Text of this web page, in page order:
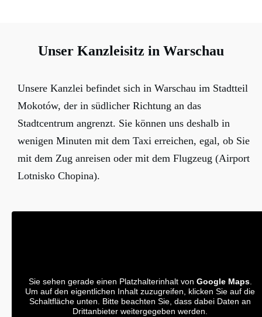
Unser Kanzleisitz in Warschau
Unsere Kanzlei befindet sich in Warschau im Stadtteil
Mokotów, der in südlicher Richtung an das
Stadtcentrum angrenzt. Sie können uns deshalb in
wenigen Minuten mit dem Taxi erreichen, egal, ob Sie
mit dem Zug anreisen oder mit dem Flugzeug (Airport
Lotnisko Chopina).
Sie sehen gerade einen Platzhalterinhalt von Google Maps.
Um auf den eigentlichen Inhalt zuzugreifen, klicken Sie auf die
Schaltfläche unten. Bitte beachten Sie, dass dabei Daten an
Drittanbieter weitergegeben werden.